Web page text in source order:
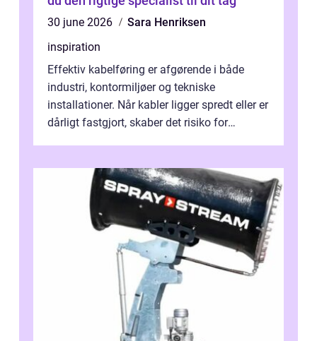
30 june 2026
Sara Henriksen
inspiration
Effektiv kabelføring er afgørende i både
industri, kontormiljøer og tekniske
installationer. Når kabler ligger spredt eller er
dårligt fastgjort, skaber det risiko for